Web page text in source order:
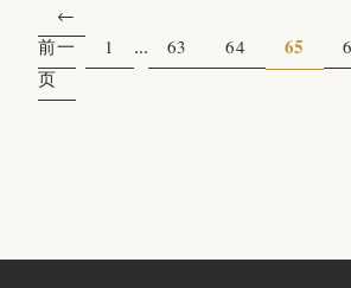
前一
页
1 ... 63 64 65